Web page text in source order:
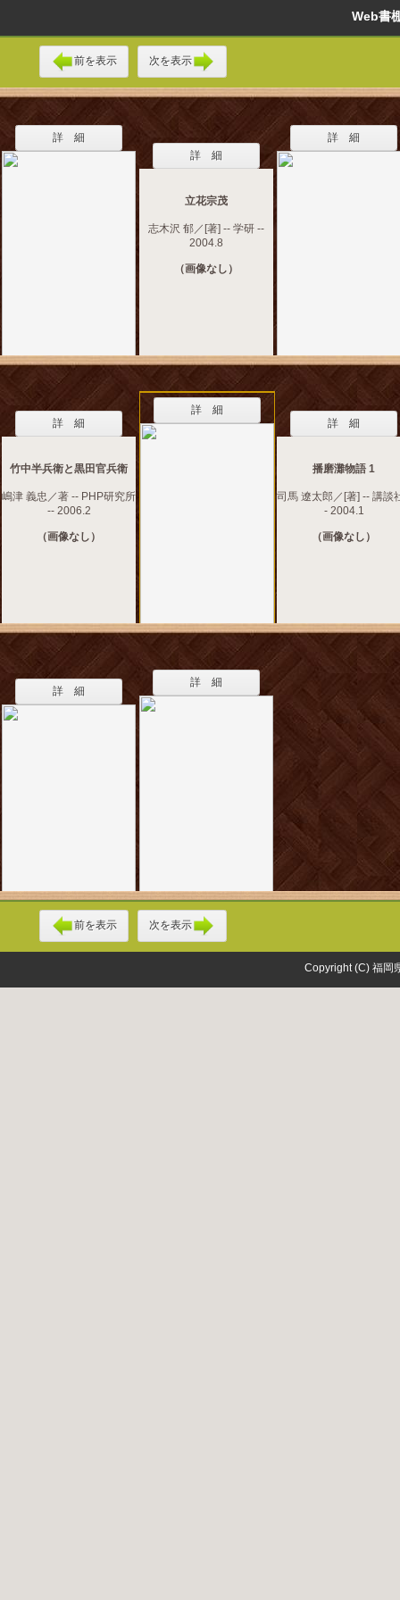
Web
前を表示 次を表示
詳 細
詳 細
立花宗茂
志木沢 郁／[著] -- 学研 --
2004.8
（画像なし）
詳 細
詳 細
竹中半兵衛と黒田官兵衛
嶋津 義忠／著 -- PHP研究所
-- 2006.2
（画像なし）
詳 細
詳 細
播磨灘物語 1
司馬 遼太郎／[著] -- 講談
- 2004.1
（画像なし）
詳 細
詳 細
前を表示 次を表示
Copyright (C) 福岡